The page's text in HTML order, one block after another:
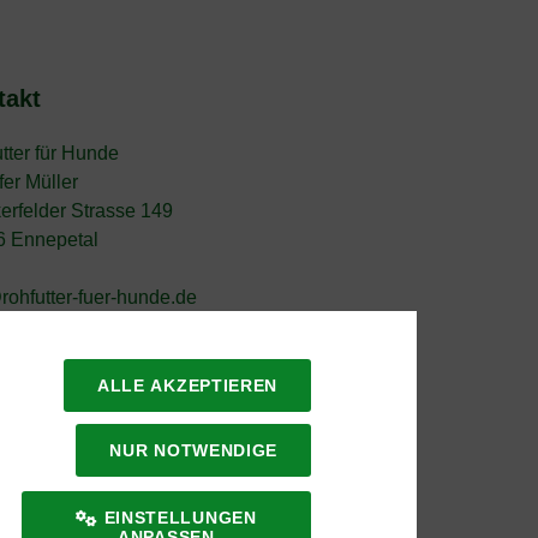
für Hunde
Müller
Strasse 149
Ennepetal
fuer-hunde.de
ALLE AKZEPTIEREN
NUR NOTWENDIGE
EINSTELLUNGEN